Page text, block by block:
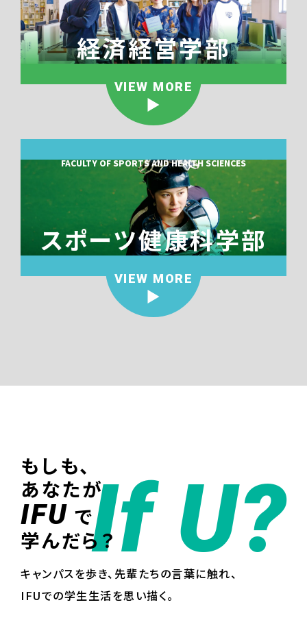
経済経営学部
VIEW MORE
スポーツ健康科学部
FACULTY OF SPORTS AND HEALTH SCIENCES
VIEW MORE
もしも、
あなたが
IFU で
学んだら？If U?
キャンパスを歩き、先輩たちの言葉に触れ、
IFUでの学生生活を思い描く。